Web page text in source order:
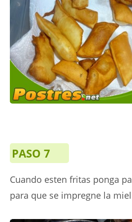
PASO 7
Cuando esten fritas ponga
para que se impregne la